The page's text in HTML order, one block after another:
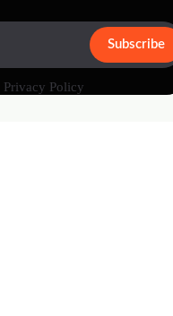
Subscribe
Privacy Policy